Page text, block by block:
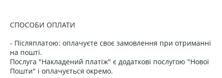
СПОСОБИ ОПЛАТИ
- Післяплатою: оплачуєте своє замовлення при отриманні
на пошті.
Послуга "Накладений платіж" є додаткові послугою "Нової
Пошти" і оплачується окремо.